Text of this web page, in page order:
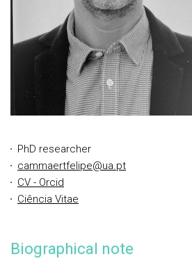
PhD researcher
cammaertfelipe@ua.pt
CV - Orcid
Ciência Vitae
Biographical note